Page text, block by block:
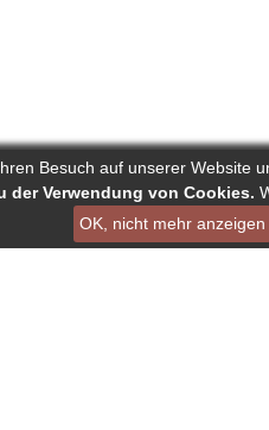
Besuch auf unserer Website
der Verwendung von Cookies.
OK, nicht mehr anzeigen